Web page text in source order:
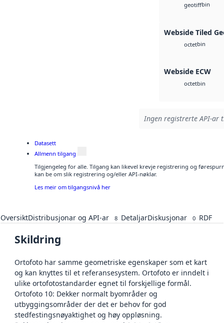
geotiffbin
Webside Tiled
octetbin
Webside ECW
octetbin
Ingen registrerte API-ar
Datasett
Allmenn tilgang
Tilgjengeleg for alle. Tilgang kan likevel krevje registrering og
kan be om slik registrering og/eller API-nøklar.
Les meir om tilgangsnivå her
OversiktDistribusjonar og API-ar 8 DetaljarDiskusjonar 0 RDF
Skildring
Ortofoto har samme geometriske egenskaper som et kart
og kan knyttes til et referansesystem. Ortofoto er inndelt i
ulike ortofotostandarder egnet til forskjellige formål.
Ortofoto 10: Dekker normalt byområder og
utbyggingsområder der det er behov for god
stedfestingsnøyaktighet og høy oppløsning.